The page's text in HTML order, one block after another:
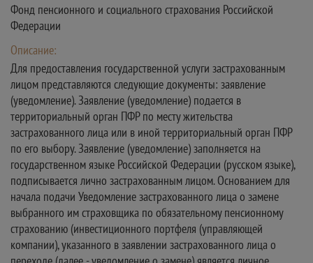
Фонд пенсионного и социального страхования Российской
Федерации
Описание:
Для предоставления государственной услуги застрахованным
лицом представляются следующие документы: заявление
(уведомление). Заявление (уведомление) подается в
территориальный орган ПФР по месту жительства
застрахованного лица или в иной территориальный орган ПФР
по его выбору. Заявление (уведомление) заполняется на
государственном языке Российской Федерации (русском языке),
подписывается лично застрахованным лицом. Основанием для
начала подачи Уведомление застрахованного лица о замене
выбранного им страховщика по обязательному пенсионному
страхованию (инвестиционного портфеля (управляющей
компании), указанного в заявлении застрахованного лица о